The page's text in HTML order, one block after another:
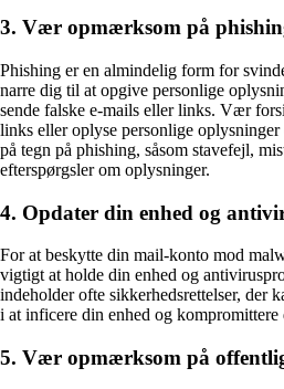
3. Vær opmærksom på
Phishing er en almindelig form for
narre dig til at opgive personlige
sende falske e-mails eller links. Vær
links eller oplyse personlige
på tegn på phishing, såsom stavefejl,
efterspørgsler om oplysninger.
4. Opdater din enhed og
For at beskytte din mail-konto mod
vigtigt at holde din enhed og
indeholder ofte sikkerhedsrettelser, der
i at inficere din enhed og kompromittere
5. Vær opmærksom på